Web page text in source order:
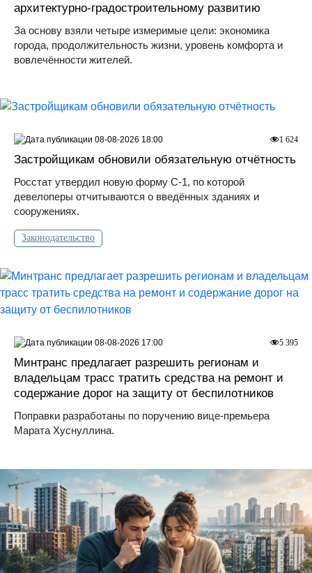
архитектурно-градостроительному развитию
За основу взяли четыре измеримые цели: экономика
города, продолжительность жизни, уровень комфорта и
вовлечённости жителей.
Застройщикам обновили обязательную отчётность
Росстат утвердил новую форму С-1, по которой
девелоперы отчитываются о введённых зданиях и
сооружениях.
Законодательство
1 624
08-08-2026 18:00
Минтранс предлагает разрешить регионам и
владельцам трасс тратить средства на ремонт и
содержание дорог на защиту от беспилотников
Поправки разработаны по поручению вице-премьера
Марата Хуснуллина.
5 395
08-08-2026 17:00